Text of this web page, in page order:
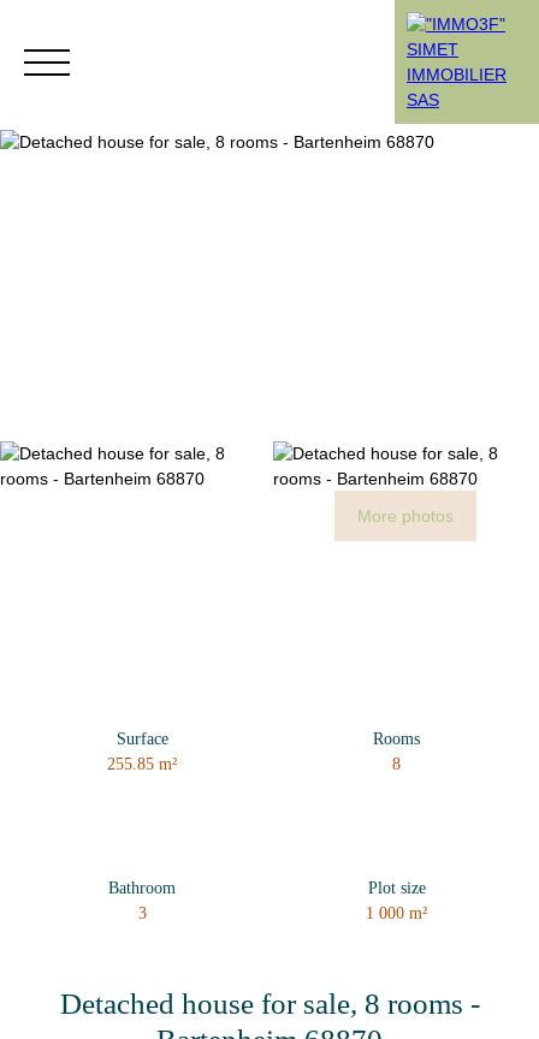
More photos
Surface
255.85m²
Rooms
8
Bathroom
3
Plot size
1 000m²
Detached house for sale, 8 rooms -